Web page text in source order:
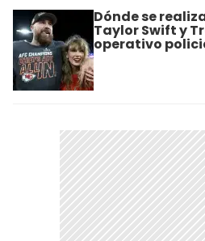
Dónde se
Taylor Swift y
operativo